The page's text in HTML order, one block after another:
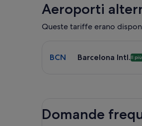
Aeroporti
Queste tariffe erano
BCN Barcelona Intl.Il
Domande